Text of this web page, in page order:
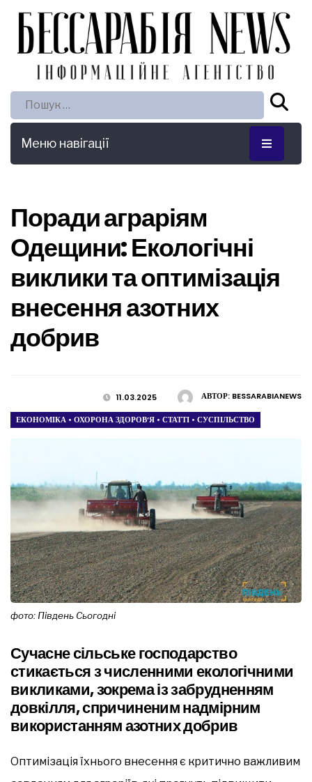
Пошук:
Меню навігації
Поради аграріям
Одещини: Екологічні
виклики та оптимізація
внесення азотних
добрив
АВТОР: BESSARABIANEWS
11.03.2025
ЕКОНОМІКА • ОХОРОНА ЗДОРОВ’Я • СТАТТІ • СУСПІЛЬСТВО
фото: Південь Сьогодні
Сучасне сільське господарство
стикається з численними екологічними
викликами, зокрема із забрудненням
довкілля, спричиненим надмірним
використанням азотних добрив
Оптимізація їхнього внесення є критично важливим